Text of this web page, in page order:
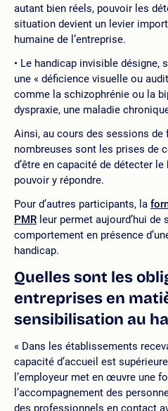
autant bien réels, pouvoir les
situation devient un levier
humaine de l’entreprise.
Le handicap invisible désigne,
une « déficience visuelle ou
comme la schizophrénie ou la
dyspraxie, une maladie
Ainsi, au cours des sessions de
nombreuses sont les prises de
d’être en capacité de détecter
pouvoir y répondre.
Pour d’autres participants, la
PMR leur permet aujourd’hui
comportement en présence
handicap.
Quelles sont les
entreprises en
sensibilisation au
« Dans les établissements
capacité d’accueil est
l’employeur met en œuvre une
l’accompagnement des
des professionnels en contact